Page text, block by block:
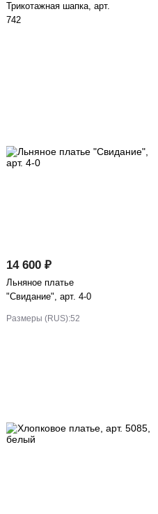
Трикотажная шапка, арт.
742
14 600 ₽
Льняное платье
"Свидание", арт. 4-0
Размеры (RUS):52